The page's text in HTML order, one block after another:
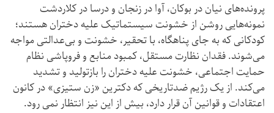
پرونده‌های نیان در بوکان، آوا در زنجان و درسا در کلاردشت
نمونه‌هایی روشن از خشونت سیستماتیک علیه دختران هستند؛
کودکانی که به جای پناهگاه، با تحقیر، خشونت و بی‌عدالتی مواجه
می‌شوند. فقدان نظارت مستقل، کمبود منابع و فروپاشی نظام
حمایت اجتماعی، خشونت علیه دختران را بازتولید و تشدید
می‌کند. از یک رژیم ضدتاریخی که دکترین «زن ستیزی» در کانون
اعتقادات و قوانین آن قرار دارد، بیش از این نیز انتظار نمی رود.